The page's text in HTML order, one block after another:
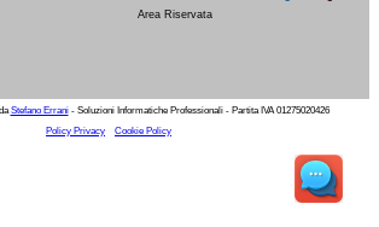
Area Riservata